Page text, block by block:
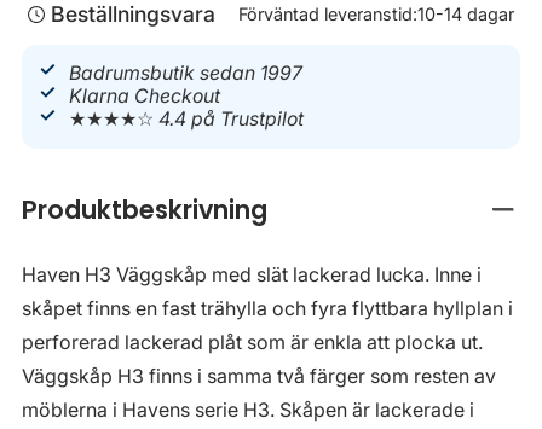
Beställningsvara Förväntad leveranstid:10-14 dagar
Badrumsbutik sedan 1997
Klarna Checkout
★★★★☆4.4 på Trustpilot
Produktbeskrivning
Haven H3 Väggskåp med slät lackerad lucka. Inne i
skåpet finns en fast trähylla och fyra flyttbara hyllplan i
perforerad lackerad plåt som är enkla att plocka ut.
Väggskåp H3 finns i samma två färger som resten av
möblerna i Havens serie H3. Skåpen är lackerade i